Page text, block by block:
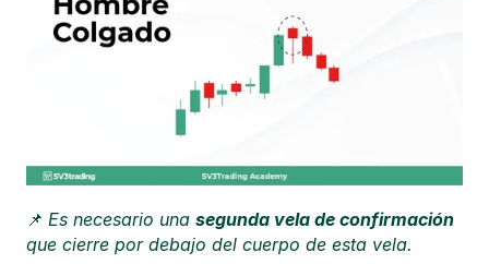
📌 Es necesario una segunda vela de confirmación
que cierre por debajo del cuerpo de esta vela.